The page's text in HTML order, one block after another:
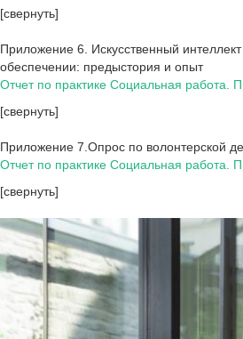
[свернуть]
Приложение 6. Искусственный
обеспечении: предыстория и опыт
Отчет по практике Социальная работа.
[свернуть]
Приложение 7.Опрос по волонтерской
Отчет по практике Социальная работа.
[свернуть]